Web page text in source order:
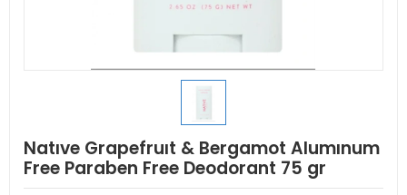
Natıve Grapefruıt & Bergamot Alumınum
Free Paraben Free Deodorant 75 gr